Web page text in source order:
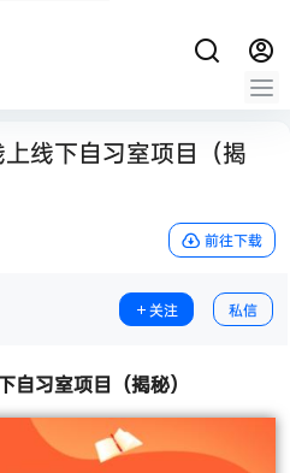
线下自习室项目（揭
前往下载
关注 私信
自习室项目 （揭秘）